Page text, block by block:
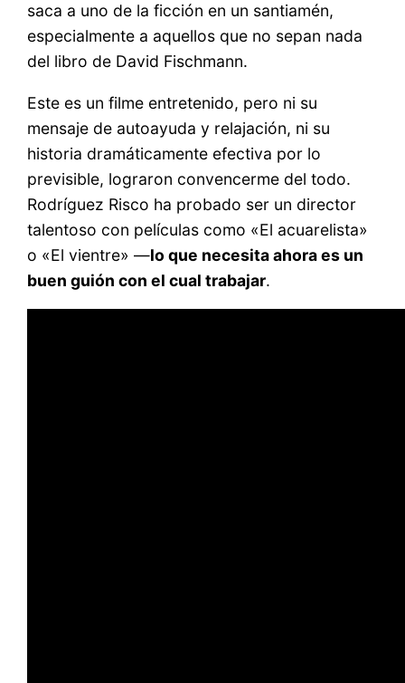
saca a uno de la ficción en un santiamén,
especialmente a aquellos que no sepan nada
del libro de David Fischmann.
Este es un filme entretenido, pero ni su
mensaje de autoayuda y relajación, ni su
historia dramáticamente efectiva por lo
previsible, lograron convencerme del todo.
Rodríguez Risco ha probado ser un director
talentoso con películas como «El acuarelista»
o «El vientre» —lo que necesita ahora es un
buen guión con el cual trabajar.